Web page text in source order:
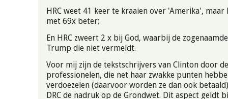
HRC weet 41 keer te kraaien over 'Amerika', maar
met 69x beter;
En HRC zweert 2 x bij God, waarbij de
Trump die niet vermeldt.
Voor mij zijn de tekstschrijvers van Clinton door
professionelen, die net haar zwakke punten
verdoezelen (daarvoor worden ze dan ook
DRC de nadruk op de Grondwet. Dit aspect geldt